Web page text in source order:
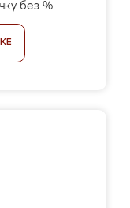
без %.